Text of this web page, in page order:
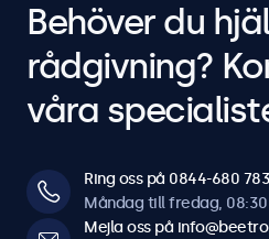
Behöver du
rådgivning?
våra
Ring oss på 0844-680 783
Måndag till fredag, 08:30
Mejla oss på